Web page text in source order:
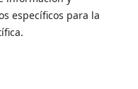
específicos para la